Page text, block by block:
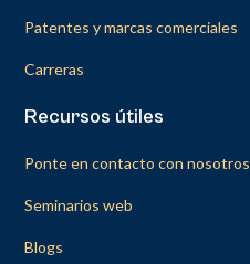
Patentes y marcas comerciales
Carreras
Recursos útiles
Ponte en contacto con nosotros
Seminarios web
Blogs